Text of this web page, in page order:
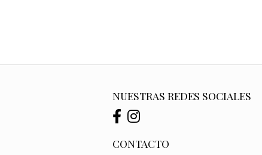
NUESTRAS REDES SOCIALES
CONTACTO